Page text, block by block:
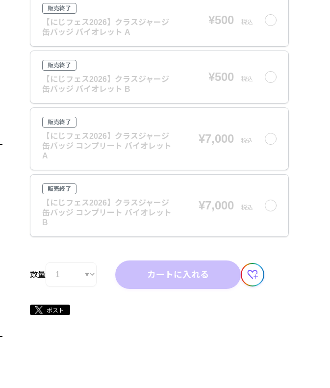
販売終了
【にじフェス2026】クラスジャージ
缶バッジ バイオレット A
¥500 税込
販売終了
【にじフェス2026】クラスジャージ
缶バッジ バイオレット B
¥500 税込
販売終了
【にじフェス2026】クラスジャージ
缶バッジ コンプリート バイオレット
A
¥7,000 税込
販売終了
【にじフェス2026】クラスジャージ
缶バッジ コンプリート バイオレット
B
¥7,000 税込
数量 カートに入れる